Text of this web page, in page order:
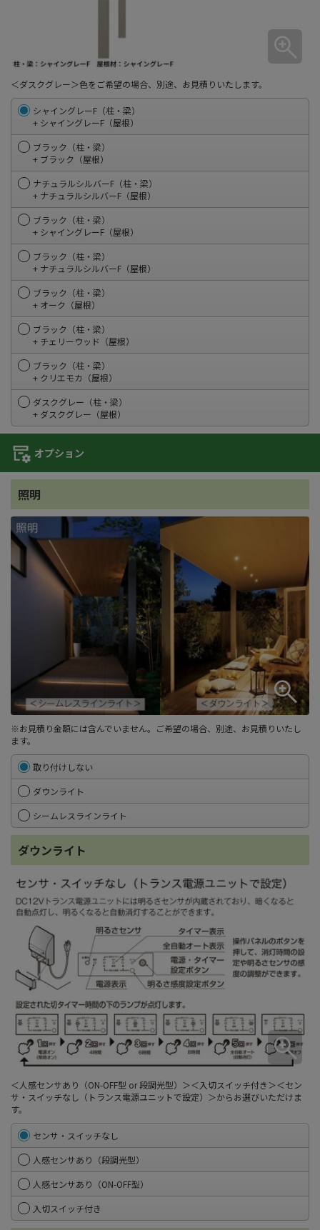
＜ダスクグレー＞色をご希望の場合、別途、お見積りいたします。
シャイングレーF（柱・梁）
+ シャイングレーF（屋根）
ブラック（柱・梁）
+ ブラック（屋根）
ナチュラルシルバーF（柱・梁）
+ ナチュラルシルバーF（屋根）
ブラック（柱・梁）
+ シャイングレーF（屋根）
ブラック（柱・梁）
+ ナチュラルシルバーF（屋根）
ブラック（柱・梁）
+ オーク（屋根）
ブラック（柱・梁）
+ チェリーウッド（屋根）
ブラック（柱・梁）
+ クリエモカ（屋根）
ダスクグレー（柱・梁）
+ ダスクグレー（屋根）
オプション
照明
※お見積り金額には含んでいません。ご希望の場合、別途、お見積りいたし
ます。
取り付けしない
ダウンライト
シームレスラインライト
ダウンライト
＜人感センサあり（ON-OFF型 or 段調光型）＞＜入切スイッチ付き＞＜セン
サ・スイッチなし（トランス電源ユニットで設定）＞からお選びいただけま
す。
センサ・スイッチなし
人感センサあり（段調光型）
人感センサあり（ON-OFF型）
入切スイッチ付き